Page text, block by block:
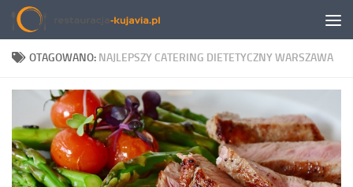
Przeskocz do treści
OTAGOWANO: NAJLEPSZY CATERING DIETETYCZNY WARSZAWA